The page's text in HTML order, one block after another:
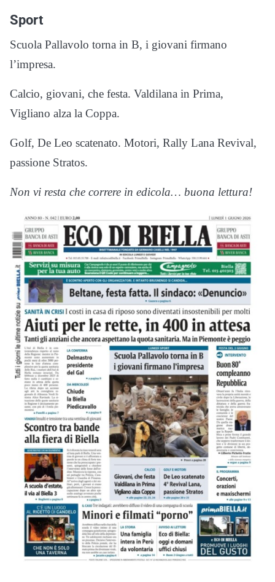
Sport
Scuola Pallavolo torna in B, i giovani firmano
l’impresa.
Calcio, giovani, che festa. Valdilana in Prima,
Vigliano alza la Coppa.
Golf, De Leo scatenato. Motori, Rally Lana Revival,
passione Stratos.
Non vi resta che correre in edicola… buona lettura!